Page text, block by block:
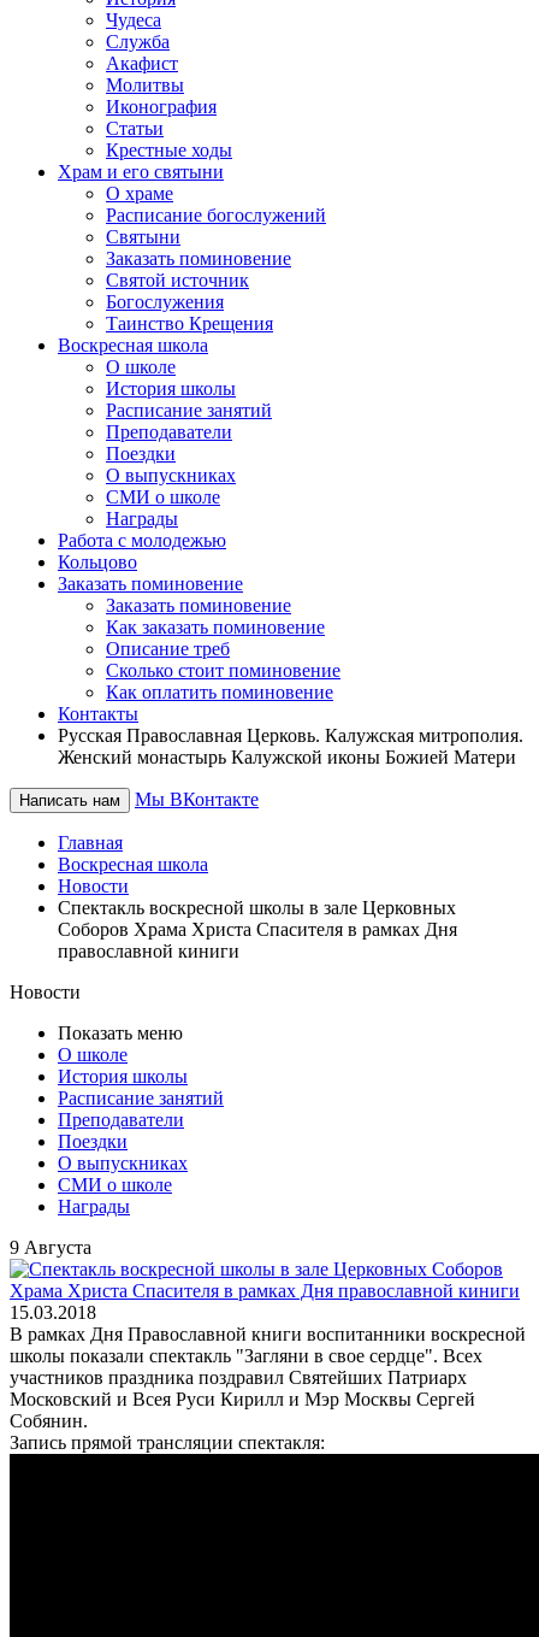
Чудеса
Служба
Акафист
Молитвы
Иконография
Статьи
Крестные ходы
Храм и его святыни
О храме
Расписание богослужений
Святыни
Заказать поминовение
Святой источник
Богослужения
Таинство Крещения
Воскресная школа
О школе
История школы
Расписание занятий
Преподаватели
Поездки
О выпускниках
СМИ о школе
Награды
Работа с молодежью
Кольцово
Заказать поминовение
Заказать поминовение
Как заказать поминовение
Описание треб
Сколько стоит поминовение
Как оплатить поминовение
Контакты
Русская Православная Церковь. Калужская митрополия.
Женский монастырь Калужской иконы Божией Матери
Написать нам Мы ВКонтакте
Главная
Воскресная школа
Новости
Спектакль воскресной школы в зале Церковных
Соборов Храма Христа Спасителя в рамках Дня
православной киниги
Новости
Показать меню
О школе
История школы
Расписание занятий
Преподаватели
Поездки
О выпускниках
СМИ о школе
Награды
9 Августа
15.03.2018
В рамках Дня Православной книги воспитанники воскресной
школы показали спектакль "Загляни в свое сердце". Всех
участников праздника поздравил Святейших Патриарх
Московский и Всея Руси Кирилл и Мэр Москвы Сергей
Собянин.
Запись прямой трансляции спектакля: